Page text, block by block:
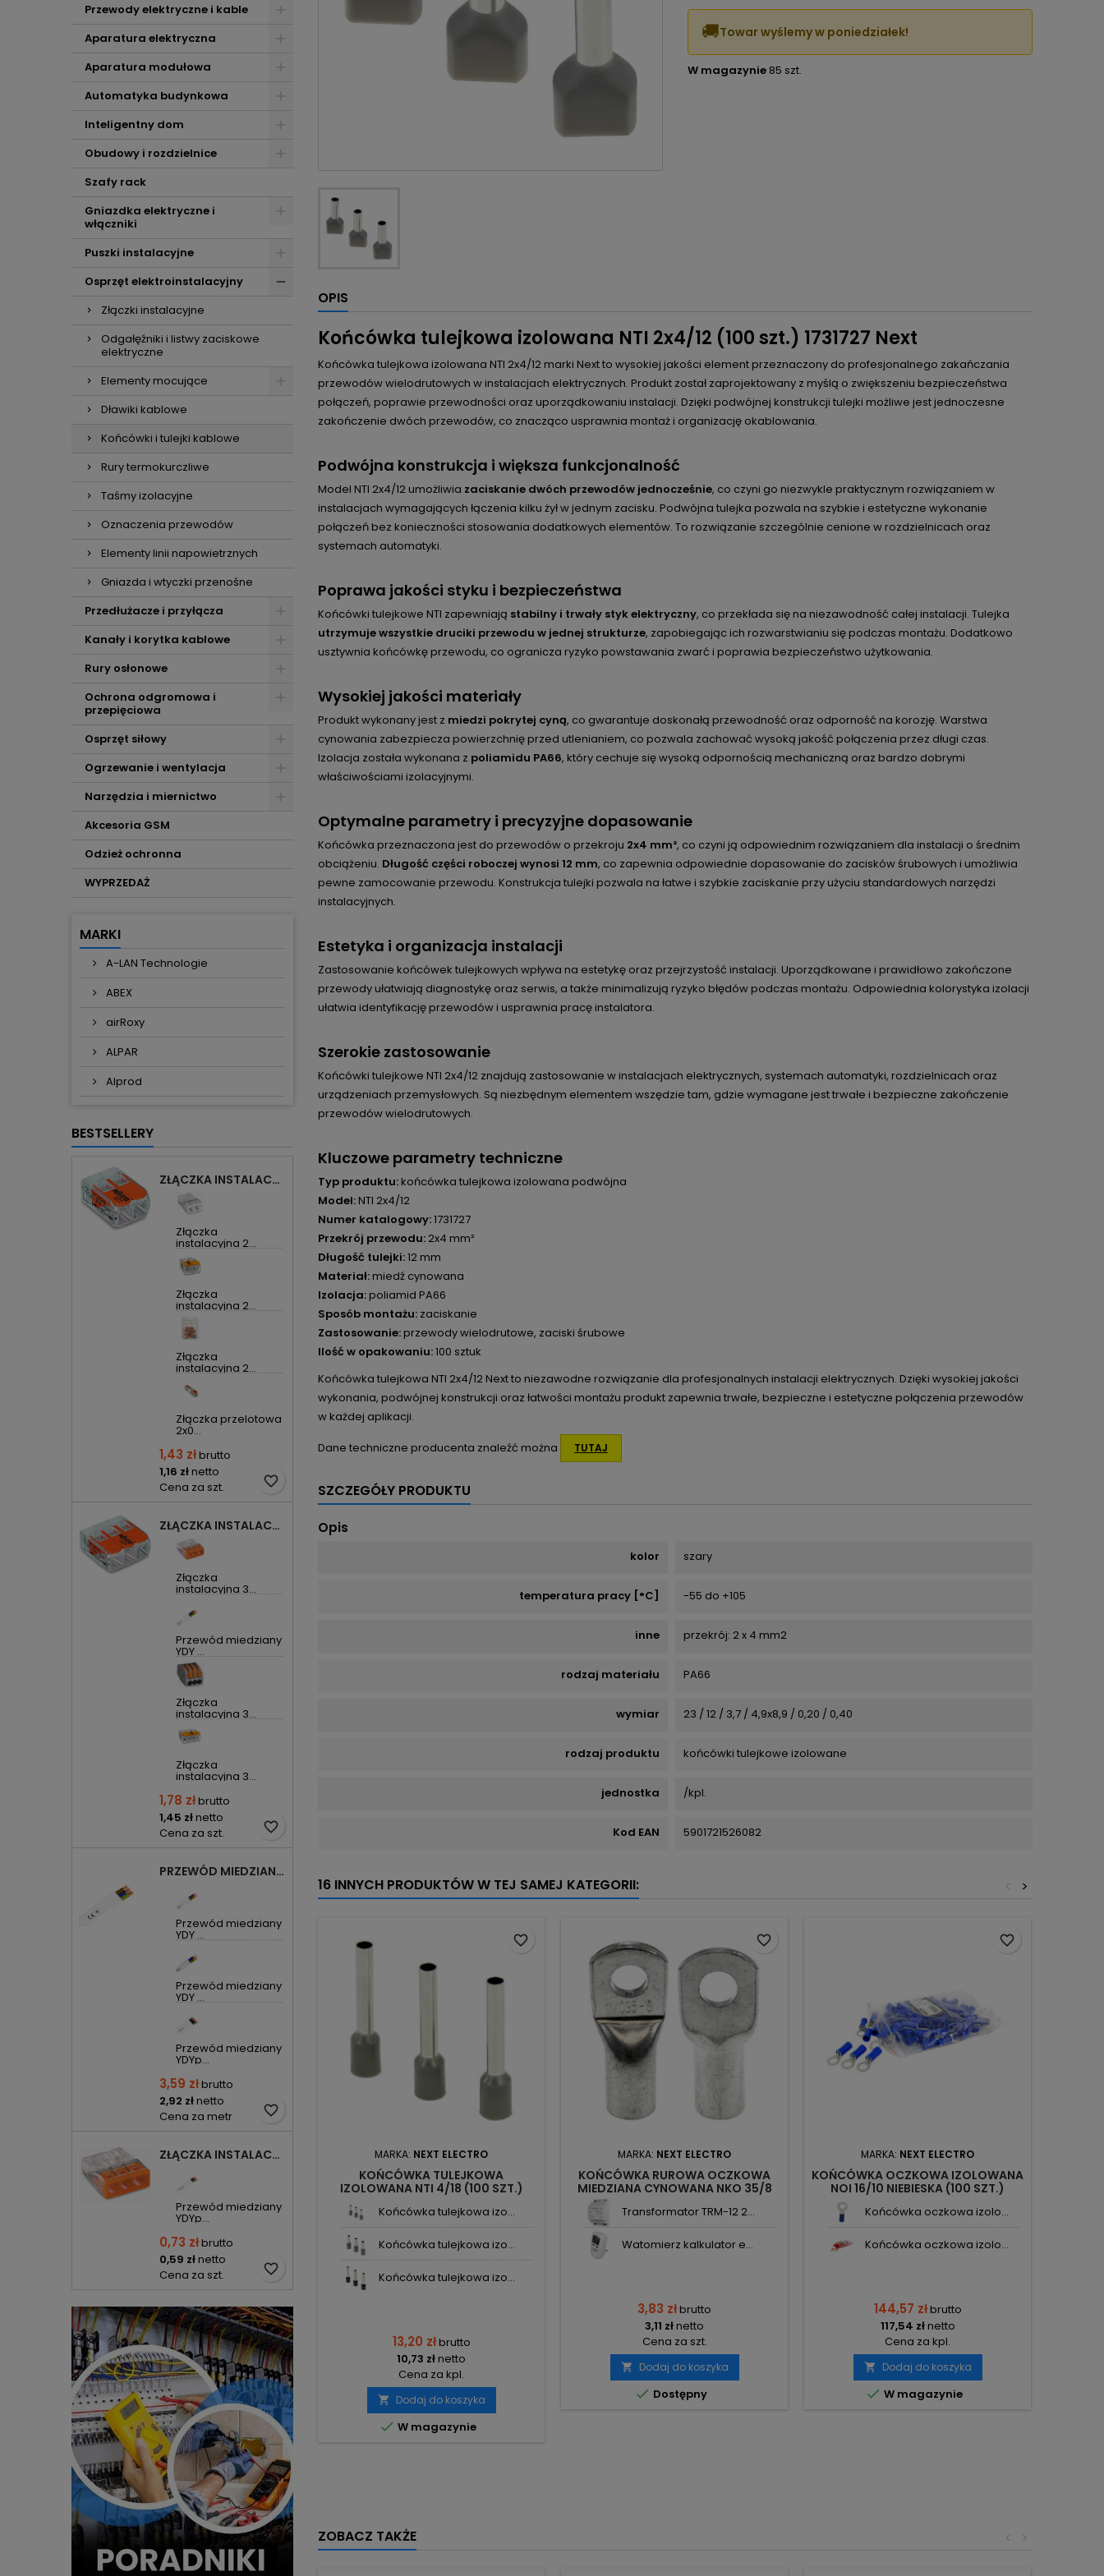
Przewody elektryczne i kable
Aparatura elektryczna
Aparatura modułowa
Automatyka budynkowa
Inteligentny dom
Obudowy i rozdzielnice
Szafy rack
Gniazdka elektryczne i
włączniki
Puszki instalacyjne
Osprzęt elektroinstalacyjny
Złączki instalacyjne
Odgałęźniki i listwy zaciskowe
elektryczne
Elementy mocujące
Dławiki kablowe
Końcówki i tulejki kablowe
Rury termokurczliwe
Taśmy izolacyjne
Oznaczenia przewodów
Elementy linii napowietrznych
Gniazda i wtyczki przenośne
Przedłużacze i przyłącza
Kanały i korytka kablowe
Rury osłonowe
Ochrona odgromowa i
przepięciowa
Osprzęt siłowy
Ogrzewanie i wentylacja
Narzędzia i miernictwo
Akcesoria GSM
Odzież ochronna
WYPRZEDAŻ
MARKI
A-LAN Technologie
ABEX
airRoxy
ALPAR
Alprod
BESTSELLERY
ZŁĄCZKA INSTALACYJNA 2X UNIWERSALNA COMPACT 221-412 WAGO
Złączka
instalacyjna 2...
Złączka
instalacyjna 2...
Złączka
instalacyjna 2...
Złączka przelotowa
2x0...
1,43 złbrutto
1,16 złnetto
Cena za szt.
favorite_border
ZŁĄCZKA INSTALACYJNA 3X UNIWERSALNA COMPACT 221-413 WAGO
Złączka
instalacyjna 3...
Przewód miedziany
YDY ...
Złączka
instalacyjna 3...
Złączka
instalacyjna 3...
1,78 złbrutto
1,45 złnetto
Cena za szt.
favorite_border
PRZEWÓD MIEDZIANY YDYP DRUT 3X1,5MM2 ŻO 450/750V
Przewód miedziany
YDY ...
Przewód miedziany
YDY ...
Przewód miedziany
YDYp...
3,59 złbrutto
2,92 złnetto
Cena za metr
favorite_border
ZŁĄCZKA INSTALACYJNA 3X COMPACT POMARAŃCZOWA 2273-203 WAGO
Przewód miedziany
YDYp...
0,73 złbrutto
0,59 złnetto
Cena za szt.
favorite_border
🚚Towar wyślemy w poniedziałek!
W magazynie 85 szt.
OPIS
Końcówka tulejkowa izolowana NTI 2x4/12 (100 szt.) 1731727 Next
Końcówka tulejkowa izolowana NTI 2x4/12 marki Next to wysokiej jakości element przeznaczony do profesjonalnego zakańczania
przewodów wielodrutowych w instalacjach elektrycznych. Produkt został zaprojektowany z myślą o zwiększeniu bezpieczeństwa
połączeń, poprawie przewodności oraz uporządkowaniu instalacji. Dzięki podwójnej konstrukcji tulejki możliwe jest jednoczesne
zakończenie dwóch przewodów, co znacząco usprawnia montaż i organizację okablowania.
Podwójna konstrukcja i większa funkcjonalność
Model NTI 2x4/12 umożliwia zaciskanie dwóch przewodów jednocześnie, co czyni go niezwykle praktycznym rozwiązaniem w
instalacjach wymagających łączenia kilku żył w jednym zacisku. Podwójna tulejka pozwala na szybkie i estetyczne wykonanie
połączeń bez konieczności stosowania dodatkowych elementów. To rozwiązanie szczególnie cenione w rozdzielnicach oraz
systemach automatyki.
Poprawa jakości styku i bezpieczeństwa
Końcówki tulejkowe NTI zapewniają stabilny i trwały styk elektryczny, co przekłada się na niezawodność całej instalacji. Tulejka
utrzymuje wszystkie druciki przewodu w jednej strukturze, zapobiegając ich rozwarstwianiu się podczas montażu. Dodatkowo
usztywnia końcówkę przewodu, co ogranicza ryzyko powstawania zwarć i poprawia bezpieczeństwo użytkowania.
Wysokiej jakości materiały
Produkt wykonany jest z miedzi pokrytej cyną, co gwarantuje doskonałą przewodność oraz odporność na korozję. Warstwa
cynowania zabezpiecza powierzchnię przed utlenianiem, co pozwala zachować wysoką jakość połączenia przez długi czas.
Izolacja została wykonana z poliamidu PA66, który cechuje się wysoką odpornością mechaniczną oraz bardzo dobrymi
właściwościami izolacyjnymi.
Optymalne parametry i precyzyjne dopasowanie
Końcówka przeznaczona jest do przewodów o przekroju 2x4 mm², co czyni ją odpowiednim rozwiązaniem dla instalacji o średnim
obciążeniu. Długość części roboczej wynosi 12 mm, co zapewnia odpowiednie dopasowanie do zacisków śrubowych i umożliwia
pewne zamocowanie przewodu. Konstrukcja tulejki pozwala na łatwe i szybkie zaciskanie przy użyciu standardowych narzędzi
instalacyjnych.
Estetyka i organizacja instalacji
Zastosowanie końcówek tulejkowych wpływa na estetykę oraz przejrzystość instalacji. Uporządkowane i prawidłowo zakończone
przewody ułatwiają diagnostykę oraz serwis, a także minimalizują ryzyko błędów podczas montażu. Odpowiednia kolorystyka izolacji
ułatwia identyfikację przewodów i usprawnia pracę instalatora.
Szerokie zastosowanie
Końcówki tulejkowe NTI 2x4/12 znajdują zastosowanie w instalacjach elektrycznych, systemach automatyki, rozdzielnicach oraz
urządzeniach przemysłowych. Są niezbędnym elementem wszędzie tam, gdzie wymagane jest trwałe i bezpieczne zakończenie
przewodów wielodrutowych.
Kluczowe parametry techniczne
Typ produktu:końcówka tulejkowa izolowana podwójna
Model:NTI 2x4/12
Numer katalogowy:1731727
Przekrój przewodu: 2x4 mm²
Długość tulejki:12 mm
Materiał:miedź cynowana
Izolacja:poliamid PA66
Sposób montażu: zaciskanie
Zastosowanie:przewody wielodrutowe, zaciski śrubowe
Ilość w opakowaniu:100 sztuk
Końcówka tulejkowa NTI 2x4/12 Next to niezawodne rozwiązanie dla profesjonalnych instalacji elektrycznych. Dzięki wysokiej jakości
wykonania, podwójnej konstrukcji oraz łatwości montażu produkt zapewnia trwałe, bezpieczne i estetyczne połączenia przewodów
w każdej aplikacji.
Dane techniczne producenta znaleźć można
TUTAJ
SZCZEGÓŁY PRODUKTU
Opis
kolor szary
temperatura pracy [°C] -55 do +105
inne przekrój: 2 x 4 mm2
rodzaj materiału PA66
wymiar 23 / 12 / 3,7 / 4,9x8,9 / 0,20 / 0,40
rodzaj produktu końcówki tulejkowe izolowane
jednostka /kpl.
Kod EAN 5901721526082
16 INNYCH PRODUKTÓW W TEJ SAMEJ KATEGORII: >
<
MARKA: NEXT ELECTRO
KOŃCÓWKA TULEJKOWA
IZOLOWANA NTI 4/18 (100 SZT.)
Końcówka tulejkowa izo...
Końcówka tulejkowa izo...
Końcówka tulejkowa izo...
13,20 złbrutto
10,73 złnetto
Cena za kpl.
 Dodaj do koszyka
 W magazynie
favorite_border
MARKA: NEXT ELECTRO
KOŃCÓWKA RUROWA OCZKOWA
MIEDZIANA CYNOWANA NKO 35/8
Transformator TRM-12 2...
Watomierz kalkulator e...
3,83 złbrutto
3,11 złnetto
Cena za szt.
 Dodaj do koszyka
 Dostępny
favorite_border
MARKA: NEXT ELECTRO
KOŃCÓWKA OCZKOWA IZOLOWANA
NOI 16/10 NIEBIESKA (100 SZT.)
Końcówka oczkowa izolo...
Końcówka oczkowa izolo...
144,57 złbrutto
117,54 złnetto
Cena za kpl.
 Dodaj do koszyka
 W magazynie
favorite_border
ZOBACZ TAKŻE >
<